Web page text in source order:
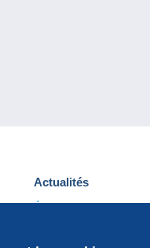
Actualités
Événements Delcampe